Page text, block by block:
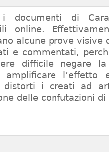
documenti di
online.
alcune prove visive
e commentati,
difficile negare
amplificare l’effetto
distorti i creati ad
delle confutazioni di